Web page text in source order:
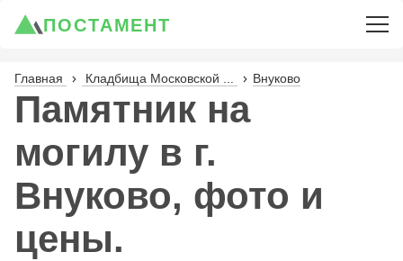
ПОСТАМЕНТ
Главная Кладбища Московской ... Внуково
Памятник на
могилу в г.
Внуково, фото и
цены.